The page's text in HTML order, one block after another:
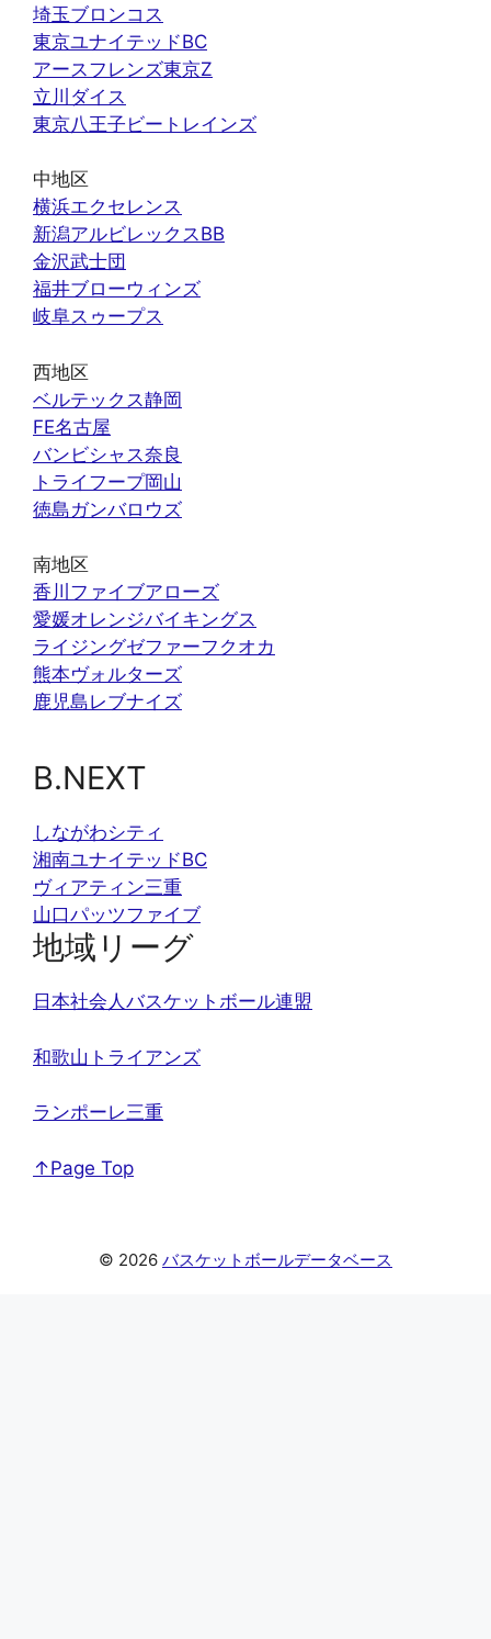
埼玉ブロンコス
東京ユナイテッドBC
アースフレンズ東京Z
立川ダイス
東京八王子ビートレインズ
中地区
横浜エクセレンス
新潟アルビレックスBB
金沢武士団
福井ブローウィンズ
岐阜スゥープス
西地区
ベルテックス静岡
FE名古屋
バンビシャス奈良
トライフープ岡山
徳島ガンバロウズ
南地区
香川ファイブアローズ
愛媛オレンジバイキングス
ライジングゼファーフクオカ
熊本ヴォルターズ
鹿児島レブナイズ
B.NEXT
しながわシティ
湘南ユナイテッドBC
ヴィアティン三重
山口パッツファイブ
地域リーグ
日本社会人バスケットボール連盟
和歌山トライアンズ
ランポーレ三重
↑Page Top
© 2026 バスケットボールデータベース